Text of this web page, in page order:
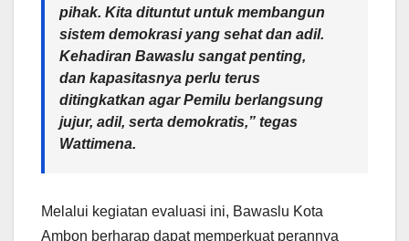
pihak. Kita dituntut untuk membangun
sistem demokrasi yang sehat dan adil.
Kehadiran Bawaslu sangat penting,
dan kapasitasnya perlu terus
ditingkatkan agar Pemilu berlangsung
jujur, adil, serta demokratis,” tegas
Wattimena.
Melalui kegiatan evaluasi ini, Bawaslu Kota
Ambon berharap dapat memperkuat perannya